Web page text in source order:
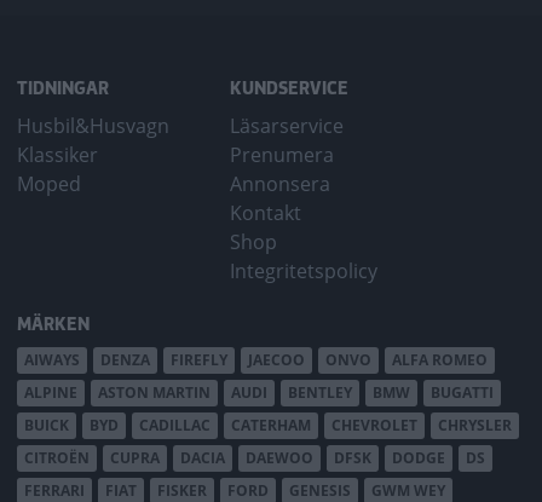
TIDNINGAR
Husbil&Husvagn
Klassiker
Moped
KUNDSERVICE
Läsarservice
Prenumera
Annonsera
Kontakt
Shop
Integritetspolicy
MÄRKEN
AIWAYS DENZA FIREFLY JAECOO ONVO
ALFA ROMEO
ALPINE
ASTON MARTIN AUDI BENTLEY BMW
BUGATTI
BUICK
BYD CADILLAC CATERHAM CHEVROLET
CHRYSLER
CITROËN
CUPRA DACIA DAEWOO DFSK DODGE
DS
FERRARI
FIAT FISKER FORD GENESIS
GWM WEY